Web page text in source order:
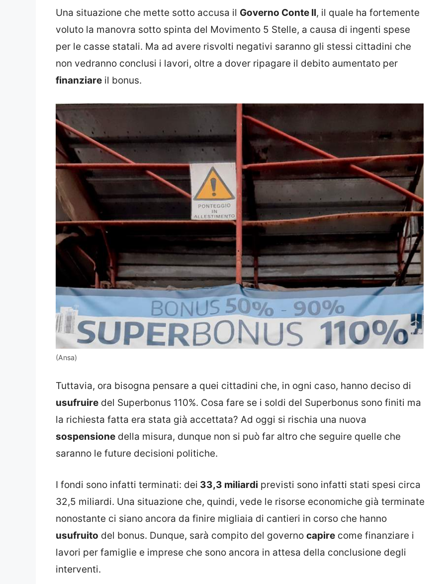
Una situazione che mette sotto accusa il Governo Conte II, il quale ha fortemente
voluto la manovra sotto spinta del Movimento 5 Stelle, a causa di ingenti spese
per le casse statali. Ma ad avere risvolti negativi saranno gli stessi cittadini che
non vedranno conclusi i lavori, oltre a dover ripagare il debito aumentato per
finanziare il bonus.
(Ansa)
Tuttavia, ora bisogna pensare a quei cittadini che, in ogni caso, hanno deciso di
usufruire del Superbonus 110%. Cosa fare se i soldi del Superbonus sono finiti ma
la richiesta fatta era stata già accettata? Ad oggi si rischia una nuova
sospensione della misura, dunque non si può far altro che seguire quelle che
saranno le future decisioni politiche.
I fondi sono infatti terminati: dei 33,3 miliardi previsti sono infatti stati spesi circa
32,5 miliardi. Una situazione che, quindi, vede le risorse economiche già terminate
nonostante ci siano ancora da finire migliaia di cantieri in corso che hanno
usufruito del bonus. Dunque, sarà compito del governo capire come finanziare i
lavori per famiglie e imprese che sono ancora in attesa della conclusione degli
interventi.